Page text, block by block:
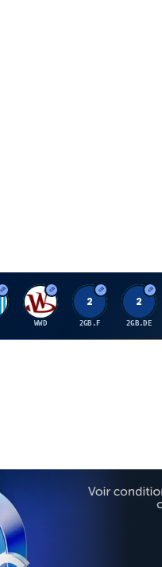
W
WWD
2
2GB.F
2
2GB.DE